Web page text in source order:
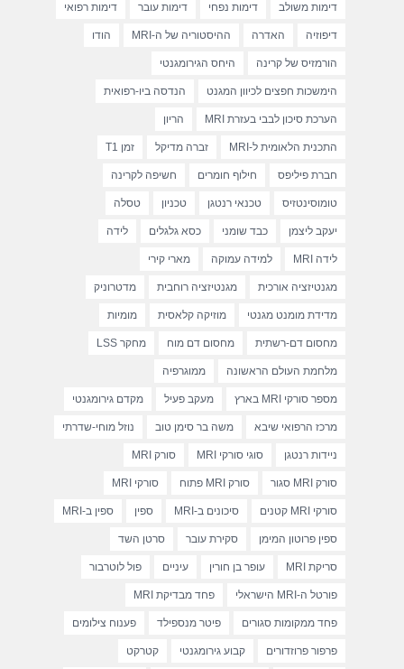
דימות משולב דימות נפחי דימות עובר דימות רפואי
דיפוזיה האדרה ההיסטוריה של ה-MRI הודו
הורמזיס של קרינה היחס הגירומגנטי
הימשכות חפצים לכיוון המגנט הנדסה ביו-רפואית
הערכת סיכון לבבי בעזרת MRI הריון
התכנית הלאומית ל-MRI זברה מדיקל זמן T1
חברת פיליפס חילוף חומרים חשיפה לקרינה
טומוסינטזיס טכנאי רנטגן טכניון טסלה
יעקב ליצמן כבד שומני כסא גלגלים לידה
לידה MRI למידה עמוקה מארי קירי
מגנטיזציה אורכית מגנטיזציה רוחבית מדטרוניק
מדידת מומנט מגנטי מוזיקה קלאסית מומיות
מחסום דם-רשתית מחסום דם מוח מחקר LSS
מלחמת העולם הראשונה ממוגרפיה
מספר סורקי MRI בארץ מעקב פעיל מקדם גירומגנטי
מרכז הרפואי שיבא משה בר סימן טוב נוזל מוחי-שדרתי
ניידות רנטגן סוגי סורקי MRI סורק MRI
סורק MRI סגור סורק MRI פתוח סורקי MRI
סורקי MRI קטנים סיכונים ב-MRI ספין ספין ב-MRI
ספין פרוטון המימן סקירת עובר סרטן השד
סריקת MRI עופר בן חורין עיניים פול לוטרבור
פורטל ה-MRI הישראלי פחד מבדיקת MRI
פחד ממקומות סגורים פיטר מנספילד פענוח צילומים
פרפור פרוזדורים קבוע גירומגנטי קטרקט